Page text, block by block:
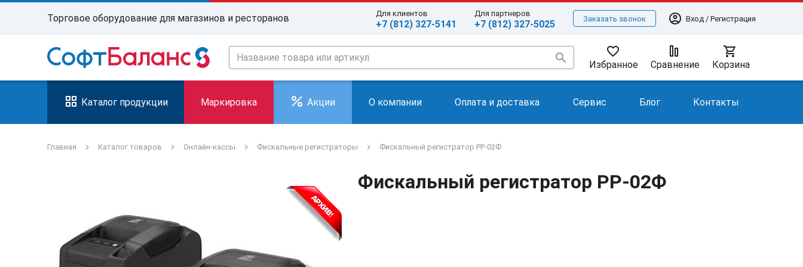
Торговое оборудование для магазинов и ресторанов Для клиентов
+7 (812) 327-5141
Для партнеров
+7 (812) 327-5025 Заказать звонок account_circle Вход / Регистрация
search favorite_border
Избранное Сравнение
shopping_cart
Корзина
Каталог продукции Маркировка Акции О компании Оплата и доставка Сервис Блог Контакты
Главная Каталог товаров Онлайн-кассы Фискальные регистраторы Фискальный регистратор РР-02Ф
Фискальный регистратор РР-02Ф